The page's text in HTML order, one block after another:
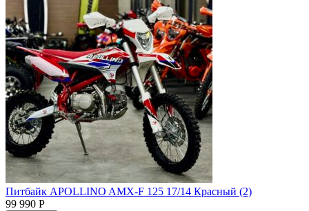
Питбайк APOLLINO AMX-F 125 17/14 Красный (2)
99 990 Р